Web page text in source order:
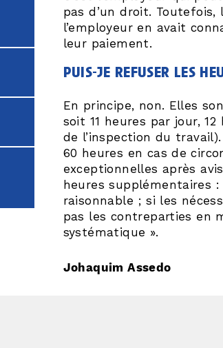
pas d’un droit.
l’employeur en avait
leur paiement.
puis-je refuser les
En principe, non. Elles
soit 11 heures par jour,
de l’inspection du
60 heures en cas de
exceptionnelles après
heures supplémentaires
raisonnable ; si les
pas les contreparties en
systématique ».
Johaquim Assedo